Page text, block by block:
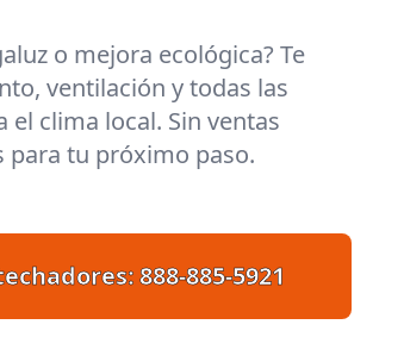
o mejora ecológica? Te
ventilación y todas las
clima local. Sin ventas
tu próximo paso.
888-885-5921